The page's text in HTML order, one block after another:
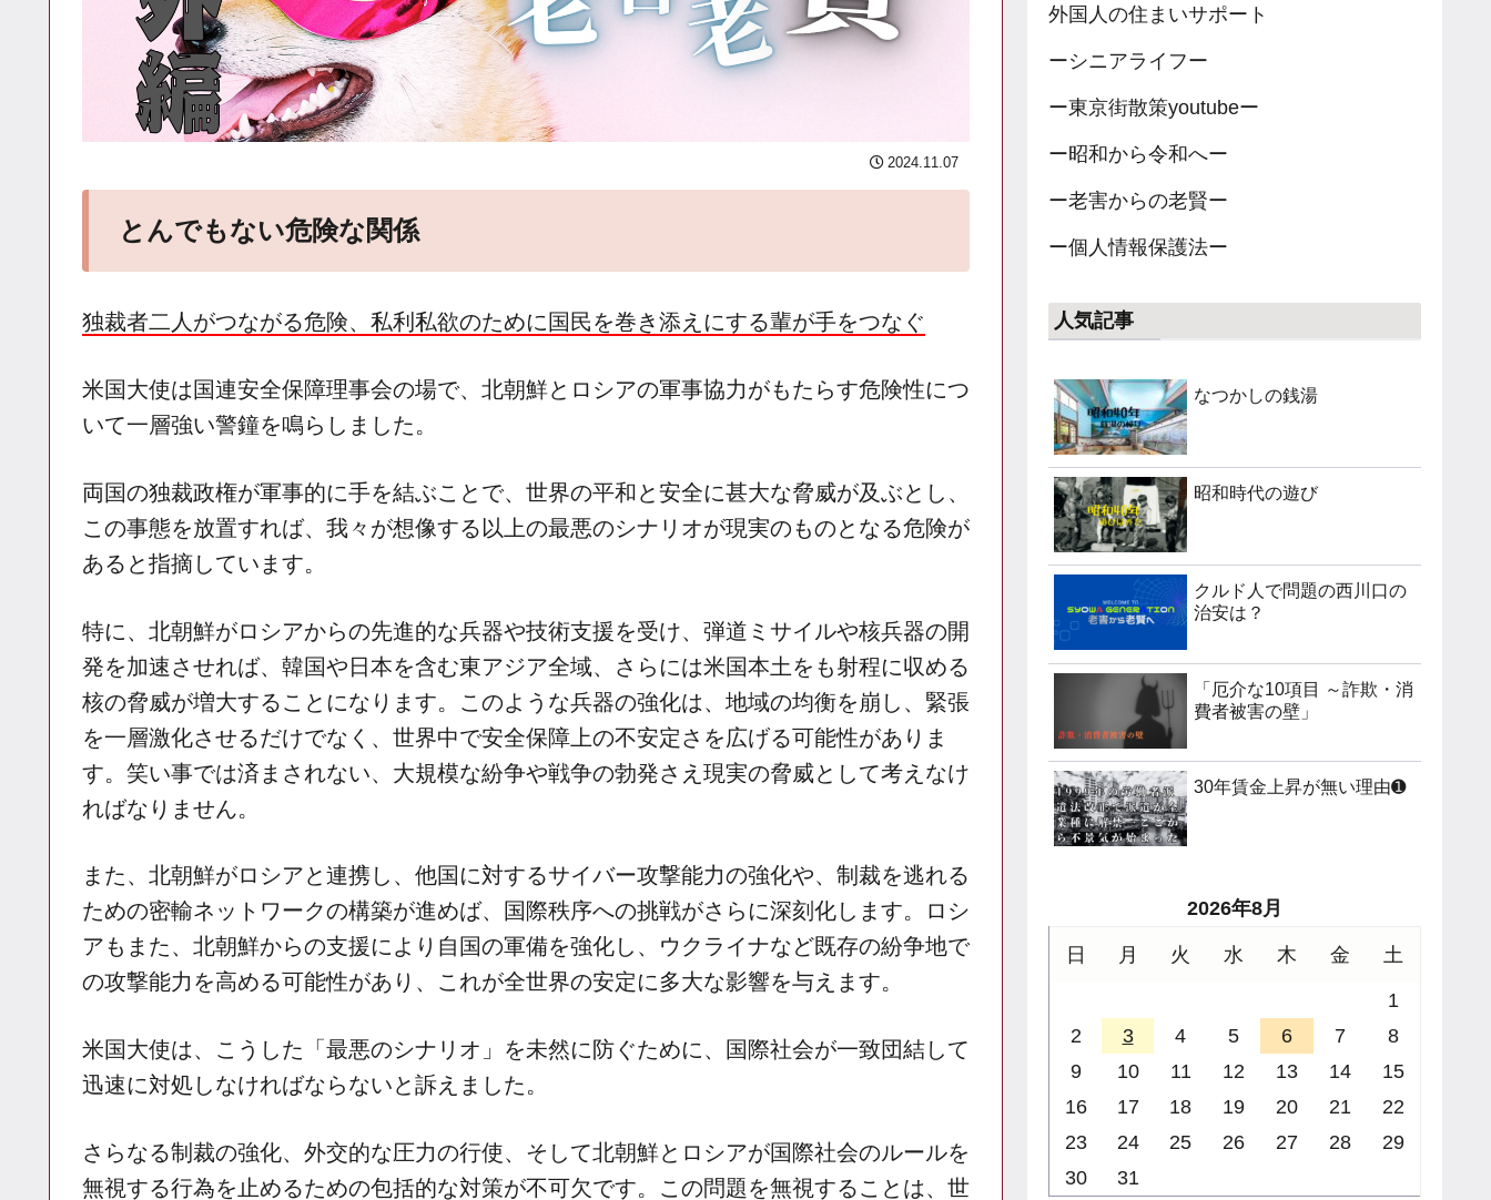
2024.11.07
とんでもない危険な関係
独裁者二人がつながる危険、私利私欲のために国民を巻き添えにする輩が手をつなぐ
米国大使は国連安全保障理事会の場で、北朝鮮とロシアの軍事協力がもたらす危険性につ
いて一層強い警鐘を鳴らしました。
両国の独裁政権が軍事的に手を結ぶことで、世界の平和と安全に甚大な脅威が及ぶとし、
この事態を放置すれば、我々が想像する以上の最悪のシナリオが現実のものとなる危険が
あると指摘しています。
特に、北朝鮮がロシアからの先進的な兵器や技術支援を受け、弾道ミサイルや核兵器の開
発を加速させれば、韓国や日本を含む東アジア全域、さらには米国本土をも射程に収める
核の脅威が増大することになります。このような兵器の強化は、地域の均衡を崩し、緊張
を一層激化させるだけでなく、世界中で安全保障上の不安定さを広げる可能性がありま
す。笑い事では済まされない、大規模な紛争や戦争の勃発さえ現実の脅威として考えなけ
ればなりません。
また、北朝鮮がロシアと連携し、他国に対するサイバー攻撃能力の強化や、制裁を逃れる
ための密輸ネットワークの構築が進めば、国際秩序への挑戦がさらに深刻化します。ロシ
アもまた、北朝鮮からの支援により自国の軍備を強化し、ウクライナなど既存の紛争地で
の攻撃能力を高める可能性があり、これが全世界の安定に多大な影響を与えます。
米国大使は、こうした「最悪のシナリオ」を未然に防ぐために、国際社会が一致団結して
迅速に対処しなければならないと訴えました。
さらなる制裁の強化、外交的な圧力の行使、そして北朝鮮とロシアが国際社会のルールを
無視する行為を止めるための包括的な対策が不可欠です。この問題を無視することは、世
外国人の住まいサポート
ーシニアライフー
ー東京街散策youtubeー
ー昭和から令和へー
ー老害からの老賢ー
ー個人情報保護法ー
人気記事
なつかしの銭湯
昭和時代の遊び
クルド人で問題の西川口の
治安は？
「厄介な10項目 ～詐欺・消
費者被害の壁」
30年賃金上昇が無い理由➊
2026年8月
日 月 火 水 木 金 土
1
2
3 4 5 6 7
8
9
10 11 12 13 14
15
16
17 18 19 20 21
22
23
24 25 26 27 28
29
30
31